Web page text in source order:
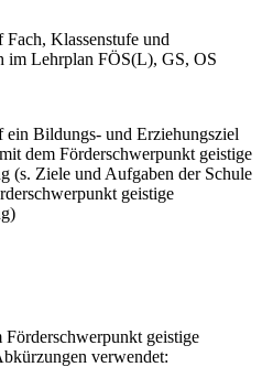
Fach, Klassenstufe und
im Lehrplan FÖS(L), GS, OS
ein Bildungs- und Erziehungsziel
dem Förderschwerpunkt geistige
(s. Ziele und Aufgaben der Schule
geistige
geistige
verwendet: